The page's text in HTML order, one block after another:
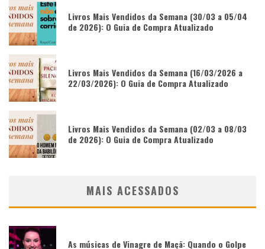
Livros Mais Vendidos da Semana (30/03 a 05/04
de 2026): O Guia de Compra Atualizado
Livros Mais Vendidos da Semana (16/03/2026 a
22/03/2026): O Guia de Compra Atualizado
Livros Mais Vendidos da Semana (02/03 a 08/03
de 2026): O Guia de Compra Atualizado
MAIS ACESSADOS
As músicas de Vinagre de Maçã: Quando o Golpe